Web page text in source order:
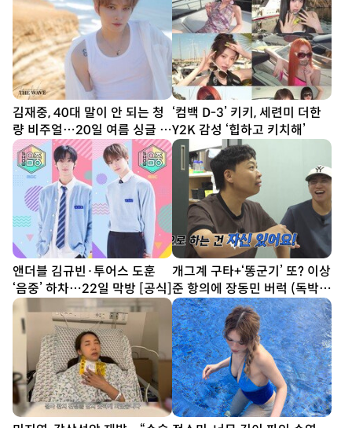
김재중, 40대 말이 안 되는 청
량 비주얼…20일 여름 싱글 발
매
‘컴백 D-3’ 키키, 세련미 더한
Y2K 감성 ‘힙하고 키치해’
앤더블 김규빈·투어스 도훈
‘음중’ 하차…22일 막방 [공식]
개그계 구타+‘똥군기’ 또? 이상
준 항의에 장동민 버럭 (독박투
어)